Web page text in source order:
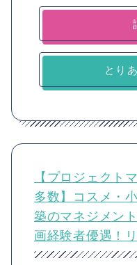
とり
【プロジェクト
多数】コスメ・
築のマネジメン
画経験者優遇！